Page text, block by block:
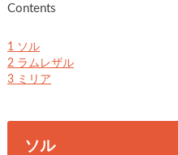
Contents
1ソル
2ラムレザル
3ミリア
ソル